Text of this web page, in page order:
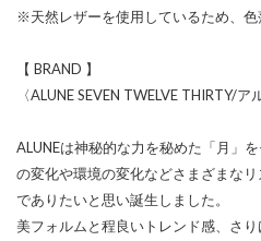
※天然レザーを使用しているため、
【 BRAND 】
〈ALUNE SEVEN TWELVE THIRTY/
ALUNEは神秘的な力を秘めた「月」
の変化や環境の変化などさまざまな
でありたいと思い誕生しました。
美フォルムと程良いトレンド感、さ